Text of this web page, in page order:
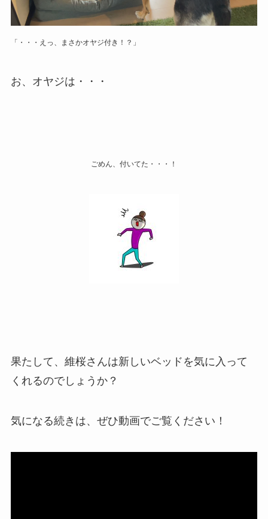
「・・・えっ、まさかオヤジ付き！？」
お、オヤジは・・・
ごめん、付いてた・・・！
果たして、維桜さんは新しいベッドを気に入って
くれるのでしょうか？
気になる続きは、ぜひ動画でご覧ください！